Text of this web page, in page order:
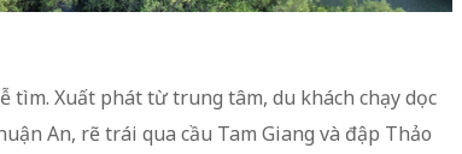
tìm. Xuất phát từ trung tâm, du khách chạy dọc
An, rẽ trái qua cầu Tam Giang và đập Thảo